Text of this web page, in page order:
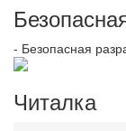
- Безопасная
Читалка